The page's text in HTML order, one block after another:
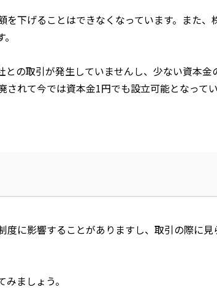
下げることはできなくなっています。また、
の取引が発生していませんし、少ない資本金
されて今では資本金1円でも設立可能となってい
に影響することがありますし、取引の際に見
ましょう。